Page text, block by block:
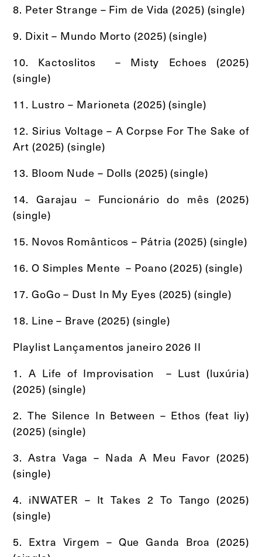
8. Peter Strange – Fim de Vida (2025) (single)
9. Dixit – Mundo Morto (2025) (single)
10. Kactoslitos – Misty Echoes (2025)
(single)
11. Lustro – Marioneta (2025) (single)
12. Sirius Voltage – A Corpse For The Sake of
Art (2025) (single)
13. Bloom Nude – Dolls (2025) (single)
14. Garajau – Funcionário do mês (2025)
(single)
15. Novos Românticos – Pátria (2025) (single)
16. O Simples Mente – Poano (2025) (single)
17. GoGo – Dust In My Eyes (2025) (single)
18. Line – Brave (2025) (single)
Playlist Lançamentos janeiro 2026 II
1. A Life of Improvisation – Lust (luxúria)
(2025) (single)
2. The Silence In Between – Ethos (feat liy)
(2025) (single)
3. Astra Vaga – Nada A Meu Favor (2025)
(single)
4. iNWATER – It Takes 2 To Tango (2025)
(single)
5. Extra Virgem – Que Ganda Broa (2025)